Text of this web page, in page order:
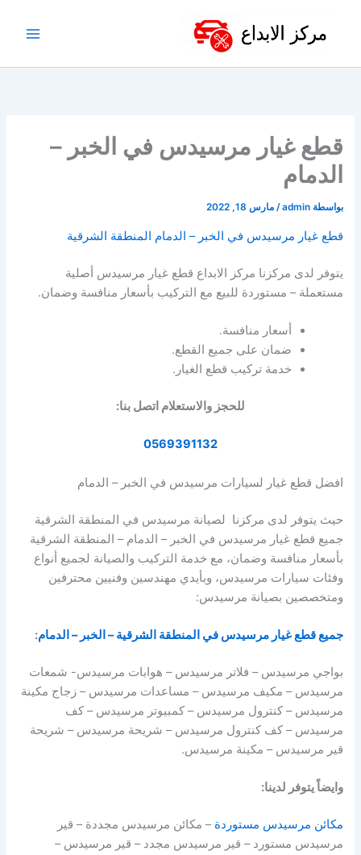
قطع غيار مرسيدس في الخبر –
الدمام
بواسطة admin
/مارس 18, 2022
قطع غيار مرسيدس في الخبر – الدمام المنطقة الشرقية
يتوفر لدى مركزنا مركز الابداع قطع غيار مرسيدس أصلية
مستعملة – مستوردة للبيع مع التركيب بأسعار منافسة وضمان.
أسعار منافسة.
ضمان على جميع القطع.
خدمة تركيب قطع الغيار.
للحجز والاستعلام اتصل بنا:
0569391132
افضل قطع غيار لسيارات مرسيدس في الخبر – الدمام
حيث يتوفر لدى مركزنا لصيانة مرسيدس في المنطقة الشرقية
جميع قطع غيار مرسيدس في الخبر – الدمام – المنطقة الشرقية
بأسعار منافسة وضمان، مع خدمة التركيب والصيانة لجميع أنواع
وفئات سيارات مرسيدس، وبأيدي مهندسين وفنيين محترفين
ومتخصصين بصيانة مرسيدس:
جميع قطع غيار مرسيدس في المنطقة الشرقية – الخبر – الدمام:
بواجي مرسيدس – فلاتر مرسيدس – هوابات مرسيدس- شمعات
مرسيدس – مكيف مرسيدس – مساعدات مرسيدس – زجاج مكينة
مرسيدس – كنترول مرسيدس – كمبيوتر مرسيدس – كف
مرسيدس – كف كنترول مرسيدس – شريحة مرسيدس – شريحة
قير مرسيدس – مكينة مرسيدس.
وايضاً يتوفر لدينا:
مكائن مرسيدس مستوردة – مكائن مرسيدس مجددة – قير
مرسيدس مستورد – قير مرسيدس مجدد – قير مرسيدس –